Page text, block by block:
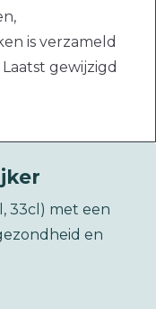
is verzameld
Laatst gewijzigd
33cl) met een
en